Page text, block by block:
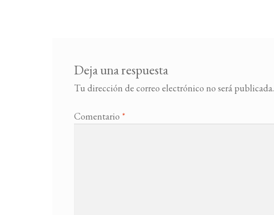
Deja una respuesta
Tu dirección de correo electrónico no será publicada.
Comentario *